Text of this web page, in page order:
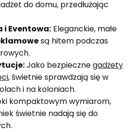
do domu, przedłużając
i Eventowa: Eleganckie, małe
są hitem podczas
Jako bezpiecznegadżety
, świetnie sprawdzają się w
i na koloniach.
kompaktowym wymiarom,
świetnie nadają się do